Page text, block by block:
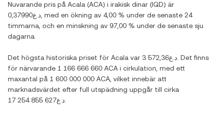
Nuvarande pris på Acala (ACA) i irakisk dinar (IQD) är
د.ع0,37990 , med en ökning av 4,00 % under de senaste 24
timmarna, och en minskning av 97,00 % under de senaste sju
dagarna.
Det högsta historiska priset för Acala var د.ع3 572,36 . Det finns
för närvarande 1 166 666 660 ACA i cirkulation, med ett
maxantal på 1 600 000 000 ACA , vilket innebär att
marknadsvärdet efter full utspädning uppgår till cirka
د.ع17 254 855 627